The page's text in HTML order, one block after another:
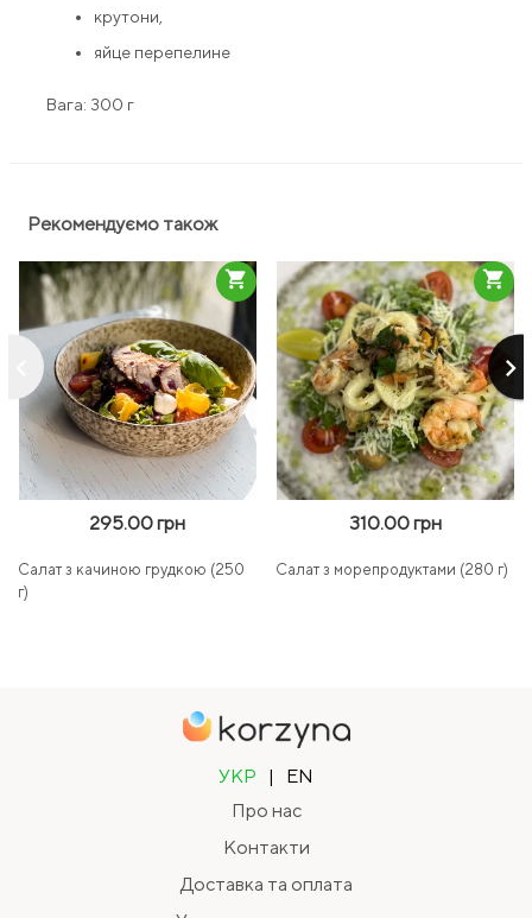
крутони,
яйце перепелине
Вага: 300 г
Рекомендуємо також
keyboard_arrow_right
295.00 грн
Салат з качиною грудкою (250
г)
shopping_cart
310.00 грн
Салат з морепродуктами (280 г)
shopping_cart
УКР |
EN
Про нас
Контакти
Доставка та оплата